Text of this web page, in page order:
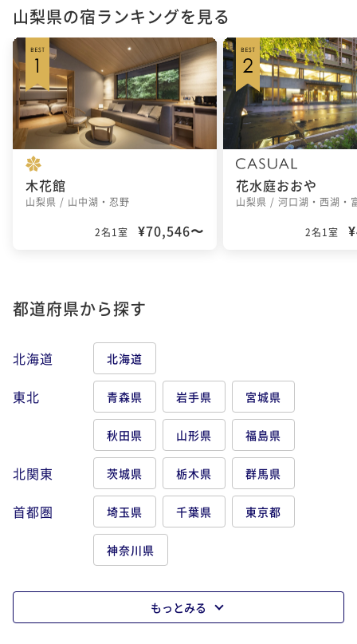
山梨県の宿ランキングを見る
木花館
山梨県 / 山中湖・忍野
2名1室 ¥70,546〜
花水庭おおや
山梨県 / 河口湖・西湖・
2名1室
都道府県から探す
北海道 北海道
東北 青森県 岩手県 宮城県
秋田県 山形県 福島県
北関東 茨城県 栃木県 群馬県
首都圏 埼玉県 千葉県 東京都
神奈川県
もっとみる